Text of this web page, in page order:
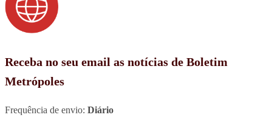
Receba no seu email as notícias de Boletim
Metrópoles
Frequência de envio: Diário